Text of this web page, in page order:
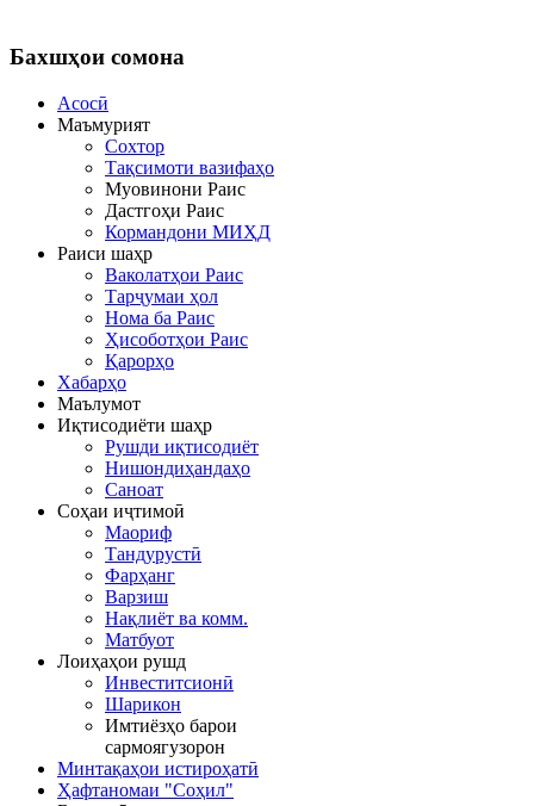
Бахшҳои сомона
Асосӣ
Маъмурият
Сохтор
Тақсимоти вазифаҳо
Муовинони Раис
Дастгоҳи Раис
Кормандони МИҲД
Раиси шаҳр
Ваколатҳои Раис
Тарҷумаи ҳол
Нома ба Раис
Ҳисоботҳои Раис
Қарорҳо
Хабарҳо
Маълумот
Иқтисодиёти шаҳр
Рушди иқтисодиёт
Нишондиҳандаҳо
Саноат
Соҳаи иҷтимоӣ
Маориф
Тандурустӣ
Фарҳанг
Варзиш
Нақлиёт ва комм.
Матбуот
Лоиҳаҳои рушд
Инвеститсионӣ
Шарикон
Имтиёзҳо барои
сармоягузорон
Минтақаҳои истироҳатӣ
Ҳафтаномаи "Соҳил"